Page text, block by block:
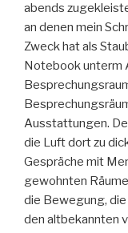
abends
an denen mein
Zweck hat als
Notebook unterm
Ausstattungen.
die Luft dort zu
Gespräche mit
gewohnten
die Bewegung, die
den altbekannten